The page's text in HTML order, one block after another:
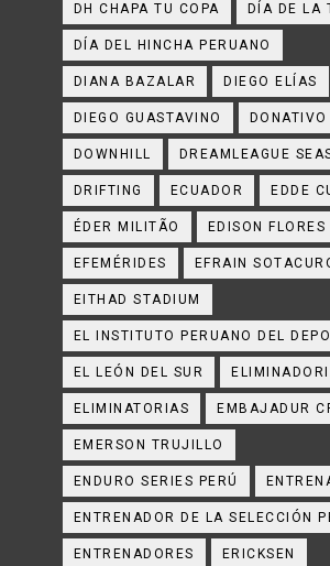
DH CHAPA TU COPA DÍA DE LA
DÍA DEL HINCHA PERUANO
DIANA BAZALAR DIEGO ELÍAS
DIEGO GUASTAVINO DONATIVO
DOWNHILL DREAMLEAGUE
DRIFTING ECUADOR EDDE
ÉDER MILITÃO EDISON FLORES
EFEMÉRIDES EFRAIN
EITHAD STADIUM
EL INSTITUTO PERUANO DEL
EL LEÓN DEL SUR
ELIMINATORIAS EMBAJADUR
EMERSON TRUJILLO
ENDURO SERIES PERÚ
ENTRENADOR DE LA SELECCIÓN
ENTRENADORES ERICKSEN